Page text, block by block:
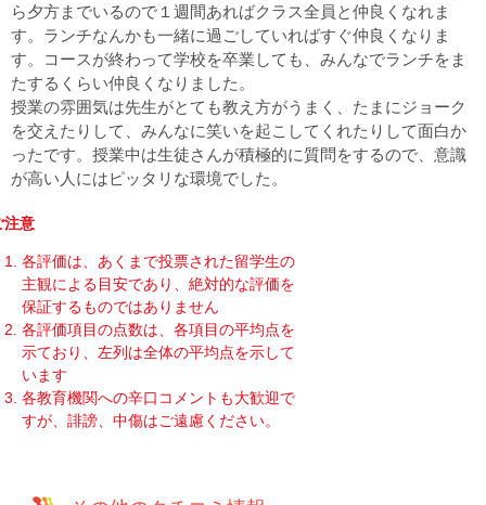
ら夕方までいるので１週間あればクラス全員と仲良くなれま
す。ランチなんかも一緒に過ごしていればすぐ仲良くなりま
す。コースが終わって学校を卒業しても、みんなでランチをま
たするくらい仲良くなりました。
授業の雰囲気は先生がとても教え方がうまく、たまにジョーク
を交えたりして、みんなに笑いを起こしてくれたりして面白か
ったです。授業中は生徒さんが積極的に質問をするので、意識
が高い人にはピッタリな環境でした。
注意
各評価は、あくまで投票された留学生の
主観による目安であり、絶対的な評価を
保証するものではありません
各評価項目の点数は、各項目の平均点を
示ており、左列は全体の平均点を示して
います
各教育機関への辛口コメントも大歓迎で
すが、誹謗、中傷はご遠慮ください。